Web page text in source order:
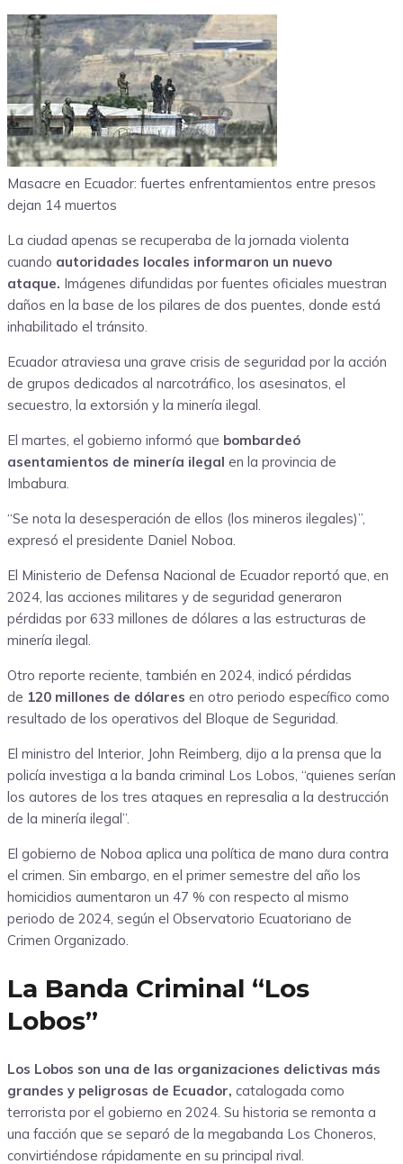
Masacre en Ecuador: fuertes enfrentamientos entre presos
dejan 14 muertos
La ciudad apenas se recuperaba de la jornada violenta
cuando autoridades locales informaron un nuevo
ataque. Imágenes difundidas por fuentes oficiales muestran
daños en la base de los pilares de dos puentes, donde está
inhabilitado el tránsito.
Ecuador atraviesa una grave crisis de seguridad por la acción
de grupos dedicados al narcotráfico, los asesinatos, el
secuestro, la extorsión y la minería ilegal.
El martes, el gobierno informó que bombardeó
asentamientos de minería ilegal en la provincia de
Imbabura.
“Se nota la desesperación de ellos (los mineros ilegales)”,
expresó el presidente Daniel Noboa.
El Ministerio de Defensa Nacional de Ecuador reportó que, en
2024, las acciones militares y de seguridad generaron
pérdidas por 633 millones de dólares a las estructuras de
minería ilegal.
Otro reporte reciente, también en 2024, indicó pérdidas
de 120 millones de dólares en otro periodo específico como
resultado de los operativos del Bloque de Seguridad.
El ministro del Interior, John Reimberg, dijo a la prensa que la
policía investiga a la banda criminal Los Lobos, “quienes serían
los autores de los tres ataques en represalia a la destrucción
de la minería ilegal”.
El gobierno de Noboa aplica una política de mano dura contra
el crimen. Sin embargo, en el primer semestre del año los
homicidios aumentaron un 47 % con respecto al mismo
periodo de 2024, según el Observatorio Ecuatoriano de
Crimen Organizado.
La Banda Criminal “Los
Lobos”
Los Lobos son una de las organizaciones delictivas más
grandes y peligrosas de Ecuador, catalogada como
terrorista por el gobierno en 2024. Su historia se remonta a
una facción que se separó de la megabanda Los Choneros,
convirtiéndose rápidamente en su principal rival.